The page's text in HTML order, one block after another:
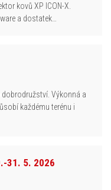
kovů XP ICON-X.
a dostatek…
dobrodružství. Výkonná a
každému terénu i
31. 5. 2026